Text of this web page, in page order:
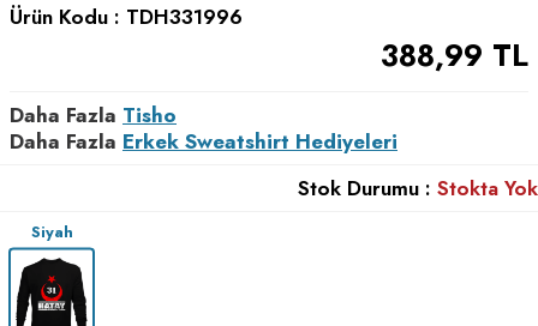
Ürün Kodu : TDH331996
388,99 TL
Daha Fazla Tisho
Daha Fazla Erkek Sweatshirt Hediyeleri
Stok Durumu : Stokta Yok
Siyah